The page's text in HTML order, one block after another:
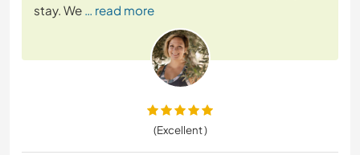
stay. We … read more
(Excellent )